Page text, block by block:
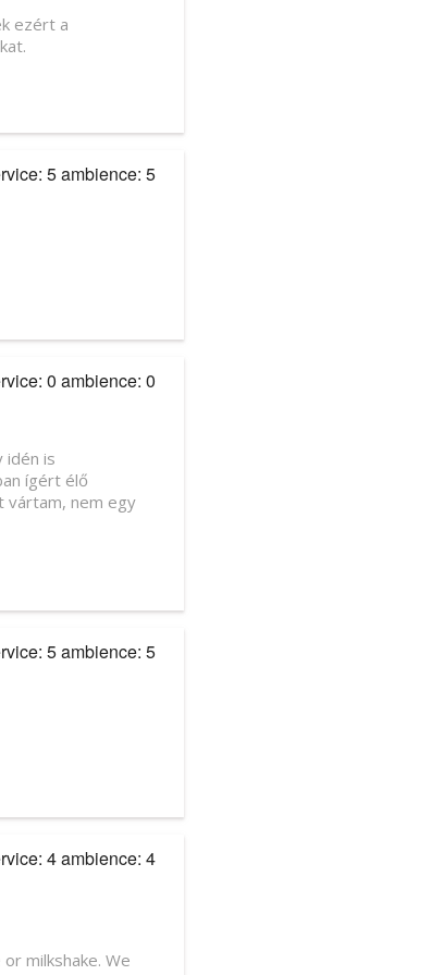
ezért a
5 ambience: 5
0 ambience: 0
idén is
ígért élő
vártam, nem egy
5 ambience: 5
4 ambience: 4
milkshake. We